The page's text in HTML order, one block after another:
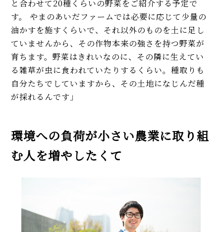
と合わせて20種くらいの野菜をご紹介する予定で
す。 やまのあいだファームでは必要に応じて少量の
油かすを施すくらいで、それ以外のものを土に足し
ていませんから、その作物本来の強さを持つ野菜が
育ちます。野菜はきれいなのに、その隣に生えてい
る雑草が虫に食われていたりするくらい。種取りも
自分たちでしていますから、その土地になじんだ種
が採れるんです」
環境への負荷が小さい農業に取り組
む人を増やしたくて